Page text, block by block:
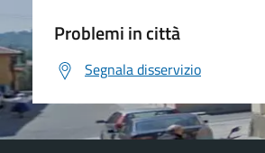
Problemi in città
Segnala disservizio